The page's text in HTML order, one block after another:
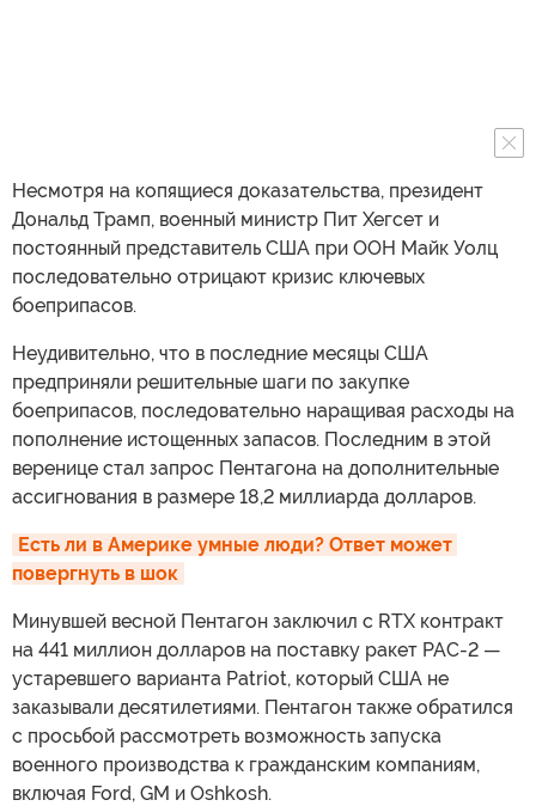
Несмотря на копящиеся доказательства, президент
Дональд Трамп, военный министр Пит Хегсет и
постоянный представитель США при ООН Майк Уолц
последовательно отрицают кризис ключевых
боеприпасов.
Неудивительно, что в последние месяцы США
предприняли решительные шаги по закупке
боеприпасов, последовательно наращивая расходы на
пополнение истощенных запасов. Последним в этой
веренице стал запрос Пентагона на дополнительные
ассигнования в размере 18,2 миллиарда долларов.
Есть ли в Америке умные люди? Ответ может
повергнуть в шок
Минувшей весной Пентагон заключил с RTX контракт
на 441 миллион долларов на поставку ракет PAC-2 —
устаревшего варианта Patriot, который США не
заказывали десятилетиями. Пентагон также обратился
с просьбой рассмотреть возможность запуска
военного производства к гражданским компаниям,
включая Ford, GM и Oshkosh.